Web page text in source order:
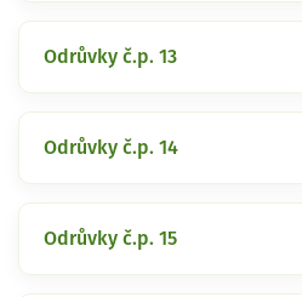
Odrůvky č.p. 13
Odrůvky č.p. 14
Odrůvky č.p. 15